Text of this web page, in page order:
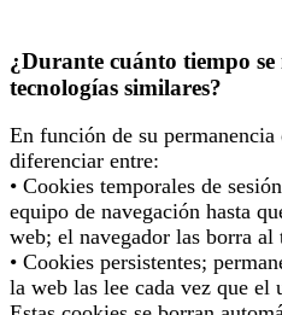
¿Durante cuánto tiempo
tecnologías similares?
En función de su
diferenciar entre:
• Cookies temporales de
equipo de navegación hasta
web; el navegador las borra
• Cookies persistentes;
la web las lee cada vez que el